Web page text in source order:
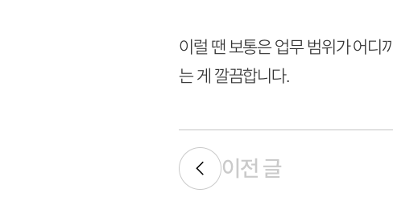
이럴 땐 보통은 업무 범위가 어디
는 게 깔끔합니다.
이전 글